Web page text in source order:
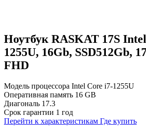
Ноутбук RASKAT 17S
1255U, 16Gb, SSD512Gb,
FHD
Модель процессора Intel Core i7-1255U
Оперативная память 16 GB
Диагональ 17.3
Срок гарантии 1 год
Перейти к характеристикам Где купить